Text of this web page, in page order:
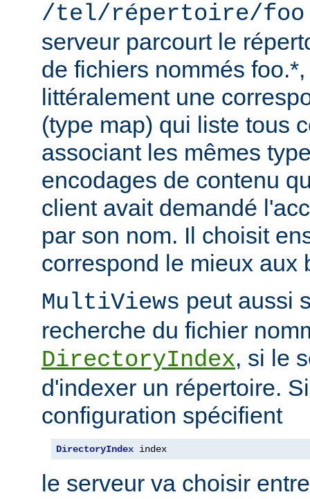
/tel/répertoire/foo
serveur parcourt le
de fichiers nommés
littéralement une
(type map) qui liste tous
associant les mêmes
encodages de contenu
client avait demandé
par son nom. Il choisit
correspond le mieux aux
MultiViews peut aussi
recherche du fichier
DirectoryIndex, si le
d'indexer un répertoire.
configuration spécifient
DirectoryIndex index
le serveur va choisir